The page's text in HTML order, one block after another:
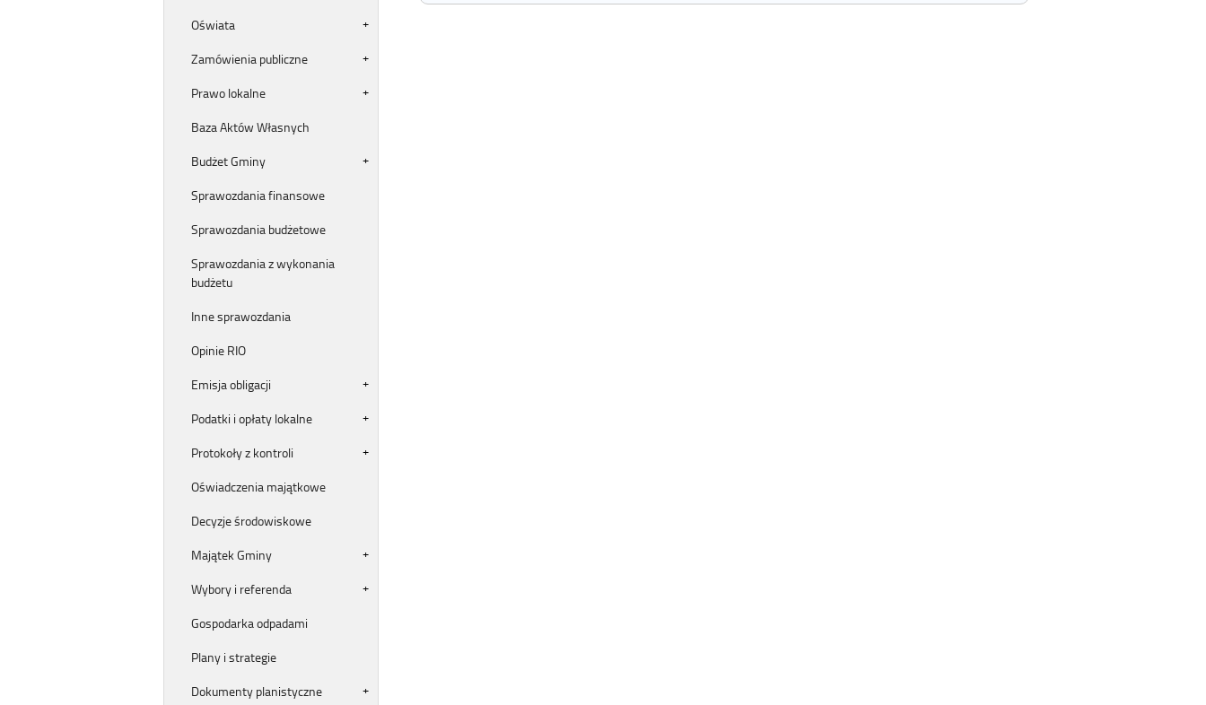
Oświata
Zamówienia publiczne
Prawo lokalne
Baza Aktów Własnych
Budżet Gminy
Sprawozdania finansowe
Sprawozdania budżetowe
Sprawozdania z wykonania
budżetu
Inne sprawozdania
Opinie RIO
Emisja obligacji
Podatki i opłaty lokalne
Protokoły z kontroli
Oświadczenia majątkowe
Decyzje środowiskowe
Majątek Gminy
Wybory i referenda
Gospodarka odpadami
Plany i strategie
Dokumenty planistyczne